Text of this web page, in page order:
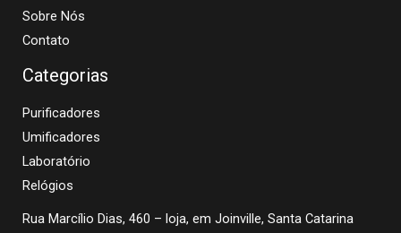
Sobre Nós
Contato
Categorias
Purificadores
Umificadores
Laboratório
Relógios
Rua Marcílio Dias, 460 – loja, em Joinville, Santa Catarina